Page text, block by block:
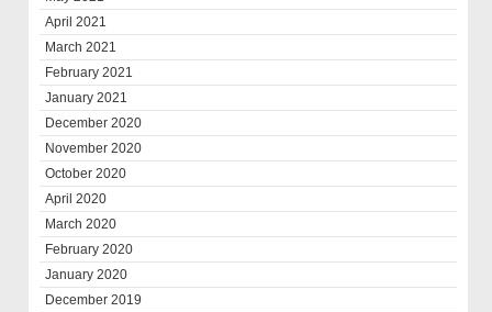
April 2021
March 2021
February 2021
January 2021
December 2020
November 2020
October 2020
April 2020
March 2020
February 2020
January 2020
December 2019